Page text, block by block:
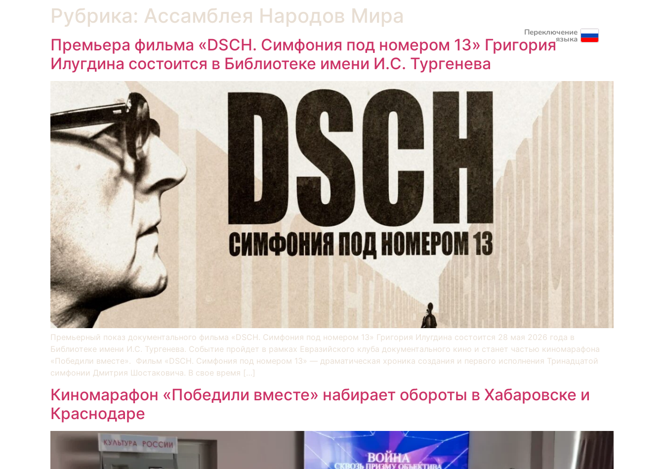
Рубрика: Ассамблея Народов Мира
Премьера фильма «DSCH. Симфония под номером 13» Григория
Илугдина состоится в Библиотеке имени И.С. Тургенева
Премьерный показ документального фильма «DSCH. Симфония под номером 13» Григория Илугдина состоится 28 мая 2026 года в
Библиотеке имени И.С. Тургенева. Событие пройдет в рамках Евразийского клуба документального кино и станет частью киномарафона
«Победили вместе». Фильм «DSCH. Симфония под номером 13» — драматическая хроника создания и первого исполнения Тринадцатой
симфонии Дмитрия Шостаковича. В свое время […]
Киномарафон «Победили вместе» набирает обороты в Хабаровске и
Краснодаре
Переключение
языка